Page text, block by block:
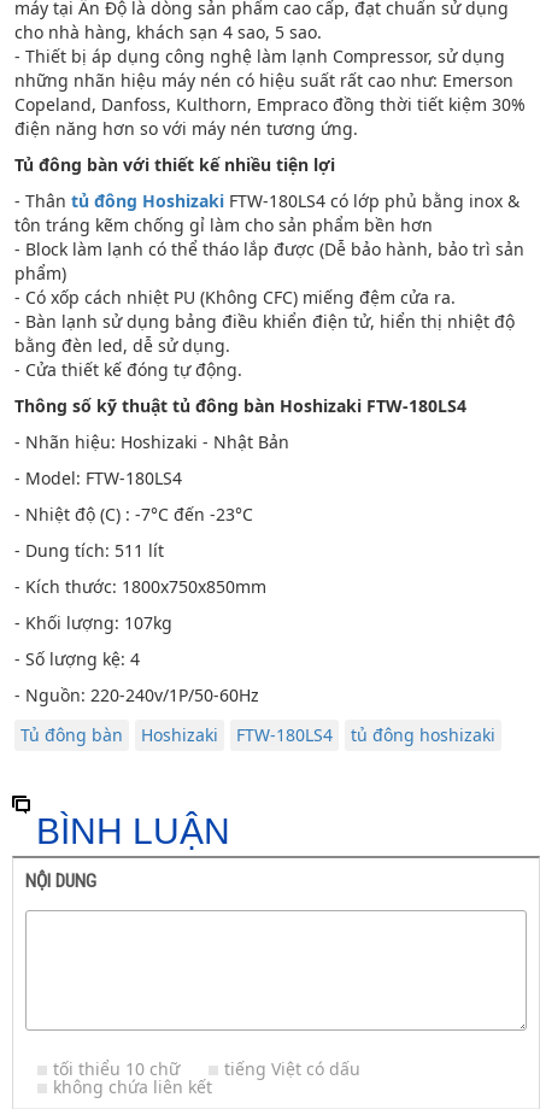
máy tại Ấn Độ là dòng sản phẩm cao cấp, đạt chuẩn sử dụng
cho nhà hàng, khách sạn 4 sao, 5 sao.
- Thiết bị áp dụng công nghệ làm lạnh Compressor, sử dụng
những nhãn hiệu máy nén có hiệu suất rất cao như: Emerson
Copeland, Danfoss, Kulthorn, Empraco đồng thời tiết kiệm 30%
điện năng hơn so với máy nén tương ứng.
Tủ đông bàn với thiết kế nhiều tiện lợi
- Thân tủ đông HoshizakiFTW-180LS4 có lớp phủ bằng inox &
tôn tráng kẽm chống gỉ làm cho sản phẩm bền hơn
- Block làm lạnh có thể tháo lắp được (Dễ bảo hành, bảo trì sản
phẩm)
- Có xốp cách nhiệt PU (Không CFC) miếng đệm cửa ra.
- Bàn lạnh sử dụng bảng điều khiển điện tử, hiển thị nhiệt độ
bằng đèn led, dễ sử dụng.
- Cửa thiết kế đóng tự động.
Thông số kỹ thuật tủ đông bàn Hoshizaki FTW-180LS4
- Nhãn hiệu: Hoshizaki - Nhật Bản
- Model: FTW-180LS4
- Nhiệt độ (C) : -7°C đến -23°C
- Dung tích: 511 lít
- Kích thước: 1800x750x850mm
- Khối lượng: 107kg
- Số lượng kệ: 4
- Nguồn: 220-240v/1P/50-60Hz
Tủ đông bàn
Hoshizaki FTW-180LS4 tủ đông hoshizaki
BÌNH LUẬN
NỘI DUNG
tối thiểu 10 chữ tiếng Việt có dấu
không chứa liên kết